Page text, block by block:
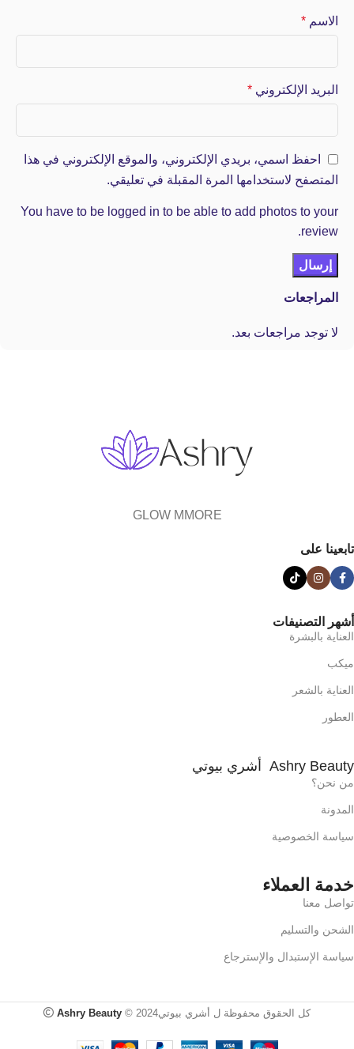
المراجعات
لا توجد مراجعات بعد.
الاسم *
البريد الإلكتروني *
احفظ اسمي، بريدي الإلكتروني، والموقع الإلكتروني في هذا
المتصفح لاستخدامها المرة المقبلة في تعليقي.
You have to be logged in to be able to add photos to your
review.
GLOW MMORE
تابعينا على
أشهر التصنيفات
العناية بالبشرة
ميكب
العناية بالشعر
العطور
Ashry Beauty أشري بيوتي
من نحن؟
المدونة
سياسة الخصوصية
خدمة العملاء
تواصل معنا
الشحن والتسليم
سياسة الإستبدال والإسترجاع
كل الحقوق محفوظة ل أشري بيوتي2024 © Ashry Beauty